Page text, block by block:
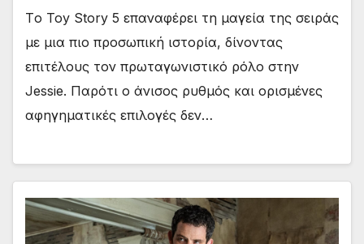
Tο Toy Story 5 επαναφέρει τη μαγεία της σειράς
με μια πιο προσωπική ιστορία, δίνοντας
επιτέλους τον πρωταγωνιστικό ρόλο στην
Jessie. Παρότι ο άνισος ρυθμός και ορισμένες
αφηγηματικές επιλογές δεν…